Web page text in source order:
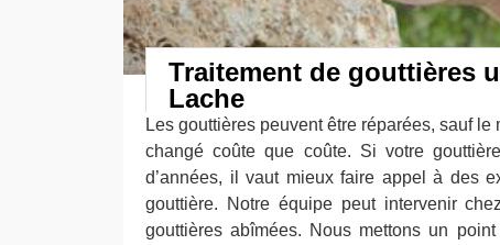
Traitement de gouttières
Lache
Les gouttières peuvent être réparées, sauf
changé coûte que coûte. Si votre
d’années, il vaut mieux faire appel à des
gouttière. Notre équipe peut intervenir
gouttières abîmées. Nous mettons un